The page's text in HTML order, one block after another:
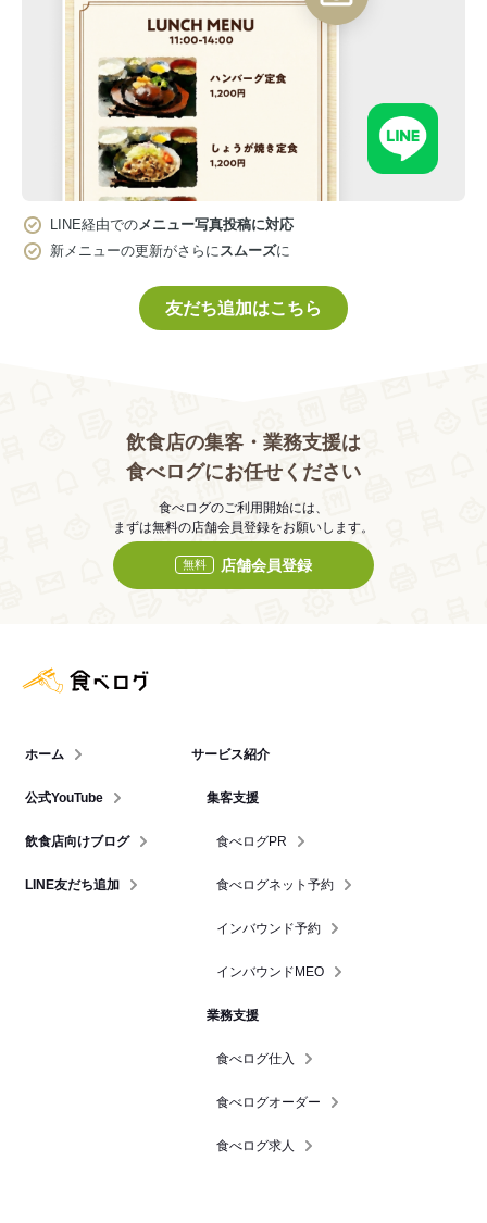
LINE経由でのメニュー写真投稿に対応
新メニューの更新がさらにスムーズに
友だち追加はこちら
飲食店の集客・業務支援は
食べログにお任せください
食べログのご利用開始には、
まずは無料の店舗会員登録をお願いします。
無料 店舗会員登録
ホーム
公式YouTube
飲食店向けブログ
LINE友だち追加
サービス紹介
集客支援
食べログPR
食べログネット予約
インバウンド予約
インバウンドMEO
業務支援
食べログ仕入
食べログオーダー
食べログ求人